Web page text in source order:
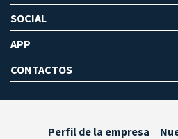
SOCIAL
APP
CONTACTOS
Perfil de la empresa